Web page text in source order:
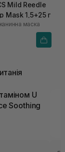
Mild Reedle
Mask 1,5+25 г
маска
U
Soothing